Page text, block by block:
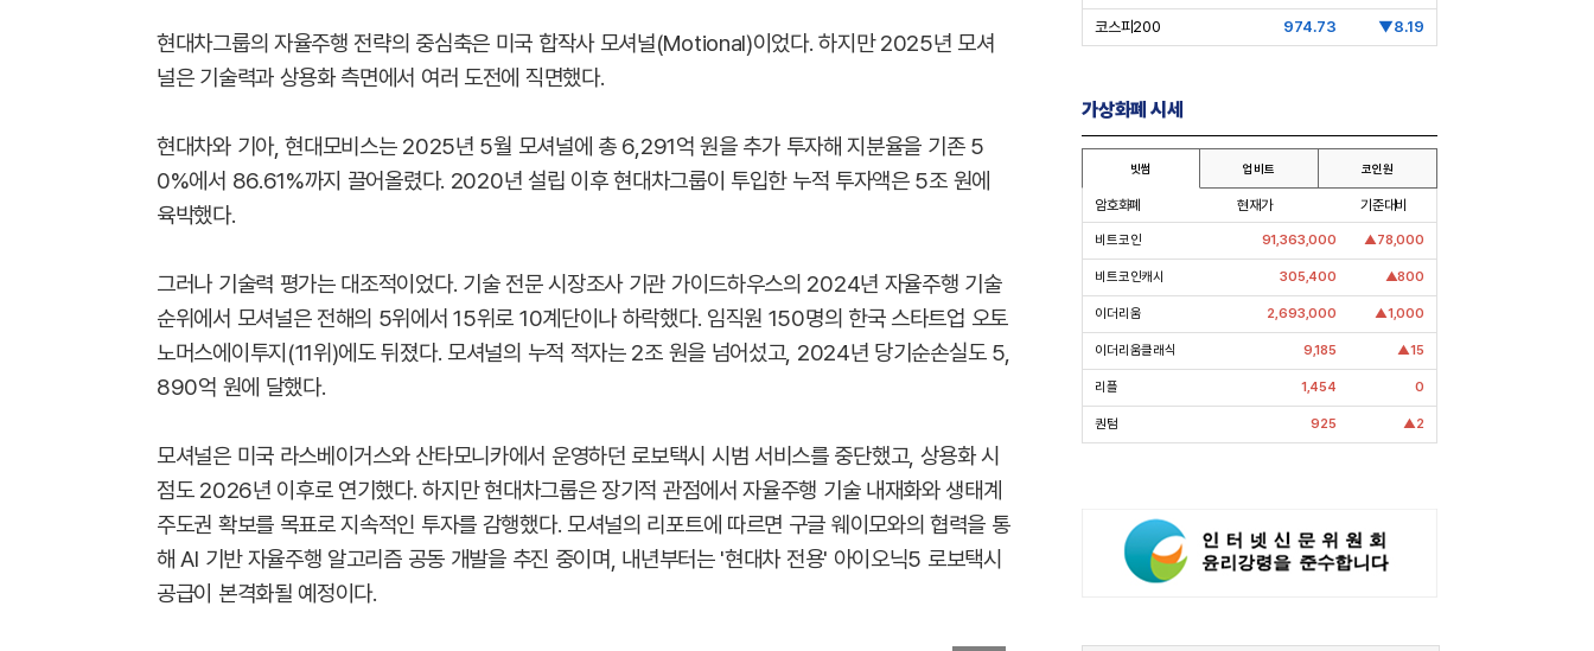
현대차그룹의 자율주행 전략의 중심축은 미국 합작사 모셔널(Motional)이었다. 하지만 2025년 모셔
널은 기술력과 상용화 측면에서 여러 도전에 직면했다.
현대차와 기아, 현대모비스는 2025년 5월 모셔널에 총 6,291억 원을 추가 투자해 지분율을 기존 5
0%에서 86.61%까지 끌어올렸다. 2020년 설립 이후 현대차그룹이 투입한 누적 투자액은 5조 원에
육박했다.
그러나 기술력 평가는 대조적이었다. 기술 전문 시장조사 기관 가이드하우스의 2024년 자율주행 기술
순위에서 모셔널은 전해의 5위에서 15위로 10계단이나 하락했다. 임직원 150명의 한국 스타트업 오토
노머스에이투지(11위)에도 뒤졌다. 모셔널의 누적 적자는 2조 원을 넘어섰고, 2024년 당기순손실도 5,
890억 원에 달했다.
모셔널은 미국 라스베이거스와 산타모니카에서 운영하던 로보택시 시범 서비스를 중단했고, 상용화 시
점도 2026년 이후로 연기했다. 하지만 현대차그룹은 장기적 관점에서 자율주행 기술 내재화와 생태계
주도권 확보를 목표로 지속적인 투자를 감행했다. 모셔널의 리포트에 따르면 구글 웨이모와의 협력을 통
해 AI 기반 자율주행 알고리즘 공동 개발을 추진 중이며, 내년부터는 '현대차 전용' 아이오닉5 로보택시
공급이 본격화될 예정이다.
코스피200 974.73 ▼8.19
가상화폐 시세
빗썸 업비트 코인원
암호화폐 현재가 기준대비
비트코인 91,363,000 ▲78,000
비트코인캐시 305,400 ▲800
이더리움 2,693,000 ▲1,000
이더리움클래식 9,185 ▲15
리플 1,454 0
퀀텀 925 ▲2